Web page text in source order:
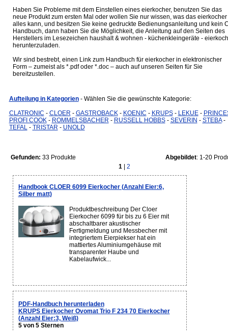
Haben Sie Probleme mit dem Einstellen eines eierkocher, benutzen Sie das
neue Produkt zum ersten Mal oder wollen Sie nur wissen, was das eierkocher
alles kann, und besitzen Sie keine gedruckte Bedienungsanleitung und kein
Handbuch, dann haben Sie die Möglichkeit, die Anleitung auf den Seiten des
Herstellers im Lesezeichen haushalt & wohnen - küchenkleingeräte -
herunterzuladen.
Wir sind bestrebt, einen Link zum Handbuch für eierkocher in elektronischer
Form – zumeist als *.pdf oder *.doc – auch auf unseren Seiten für Sie
bereitzustellen.
Aufteilung in Kategorien - Wählen Sie die gewünschte Kategorie:
CLATRONIC - CLOER - GASTROBACK- KOENIC - KRUPS- LEKUE-
PROFI COOK- ROMMELSBACHER - RUSSELL HOBBS- SEVERIN - STEBA-
TEFAL- TRISTAR - UNOLD
Gefunden: 33 Produkte Abgebildet: 1-20
1
2
Handbook CLOER 6099 Eierkocher (Anzahl Eier:6,
Silber matt)
Produktbeschreibung Der Cloer
Eierkocher 6099 für bis zu 6 Eier mit
abschaltbarer akustischer
Fertigmeldung und Messbecher mit
integriertem Eierpiekser hat ein
mattiertes Aluminiumgehäuse mit
transparenter Haube und
Kabelaufwick...
PDF-Handbuch herunterladen
KRUPS Eierkocher Ovomat Trio F 234 70 Eierkocher
(Anzahl Eier:3, Weiß)
5 von 5 Sternen